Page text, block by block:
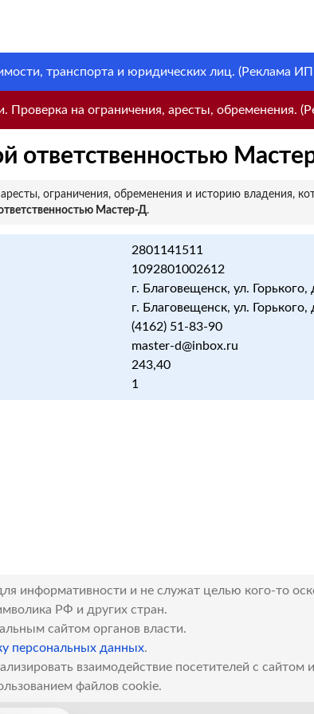
транспорта и юридических лиц. (Реклама
на ограничения, аресты, обременения.
ответственностью
ограничения, обременения и историю владения,
Мастер-Д.
2801141511
1092801002612
г. Благовещенск, ул.
г. Благовещенск, ул.
(4162) 51-83-90
master-d@inbox.ru
243,40
1
информативности и не служат целью кого-то
РФ и других стран.
сайтом органов власти.
персональных данных.
взаимодействие посетителей с
файлов cookie.